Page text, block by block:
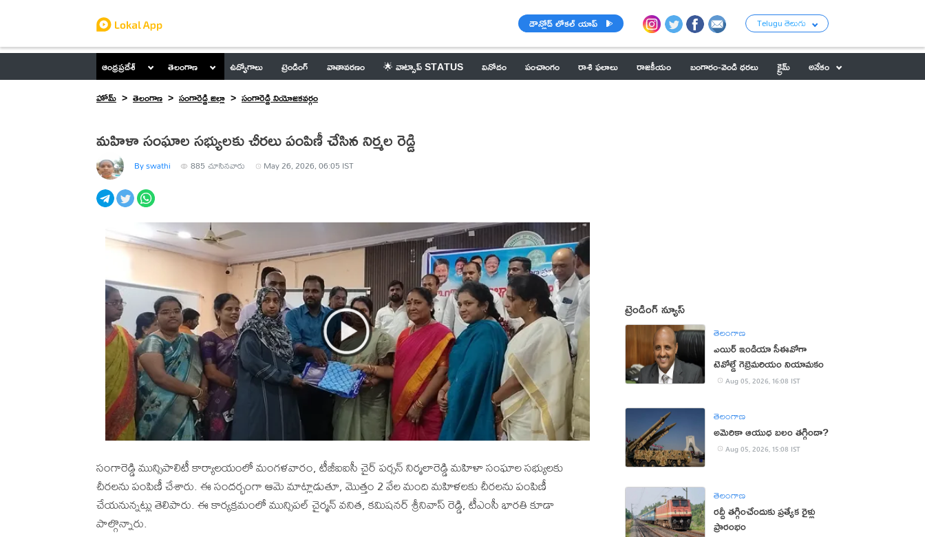
డౌన్లోడ్ లోకల్ యాప్ Telugu తెలుగు
ఆంధ్రప్రదేశ్ తెలంగాణ ఉద్యోగాలు ట్రెండింగ్ వాతావరణం 🌟 వాట్సాప్ STATUS వినోదం పంచాంగం రాశి ఫలాలు రాజకీయం బంగారం-వెండి ధరలు క్రైమ్
అనేకం
హోమ్
తెలంగాణ సంగారెడ్డి జిల్లా సంగారెడ్డి నియోజకవర్గం
మహిళా సంఘాల సభ్యులకు చీరలు పంపిణీ చేసిన నిర్మల రెడ్డి
By swathi 885 చూసినవారు May 26, 2026, 06:05 IST
సంగారెడ్డి మున్సిపాలిటీ కార్యాలయంలో మంగళవారం, టీజీఐఐసీ చైర్ పర్సన్ నిర్మలారెడ్డి మహిళా సంఘాల సభ్యులకు
చీరలను పంపిణీ చేశారు. ఈ సందర్భంగా ఆమె మాట్లాడుతూ, మొత్తం 2 వేల మంది మహిళలకు చీరలను పంపిణీ
చేయనున్నట్లు తెలిపారు. ఈ కార్యక్రమంలో మున్సిపల్ చైర్మన్ వనిత, కమిషనర్ శ్రీనివాస్ రెడ్డి, టీఎంసీ భారతి కూడా
పాల్గొన్నారు.
ట్రెండింగ్ న్యూస్
తెలంగాణ
ఎయిర్ ఇండియా సీఈవోగా
టెవోల్డే గెబ్రెమరియం నియామకం
Aug 05, 2026, 16:08 IST
తెలంగాణ
అమెరికా ఆయుధ బలం తగ్గిందా?
Aug 05, 2026, 15:08 IST
తెలంగాణ
రద్దీ తగ్గించేందుకు ప్రత్యేక రైళ్లు
ప్రారంభం